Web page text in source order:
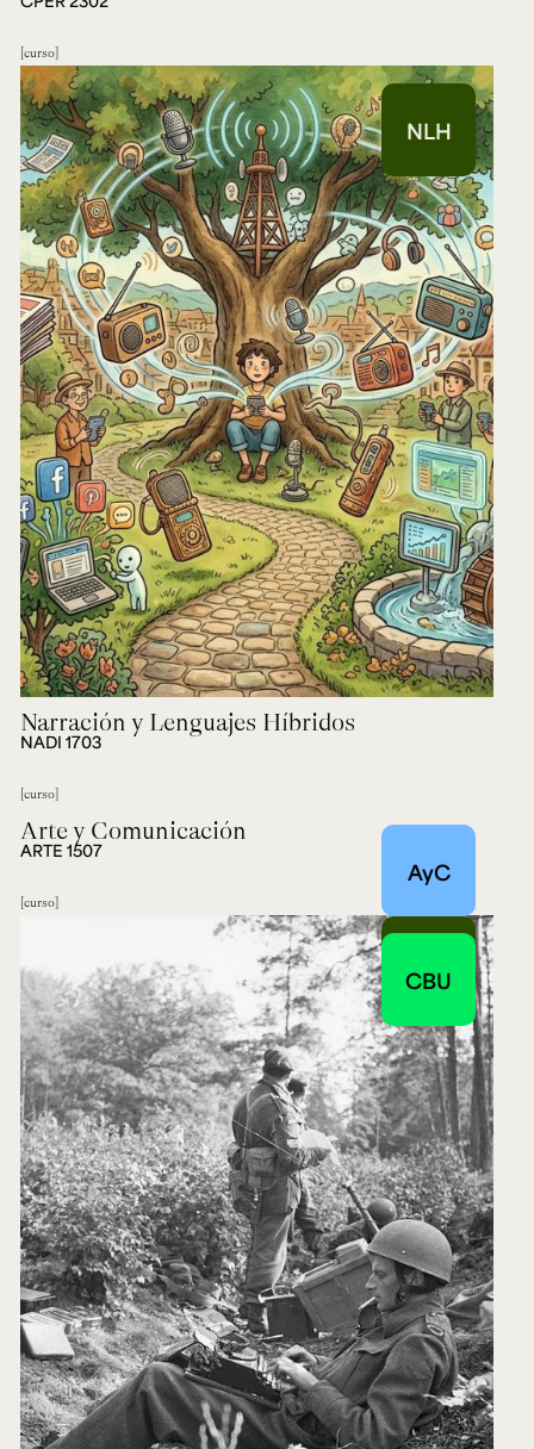
curso
NLH
Narración y Lenguajes Híbridos
NADI 1703
curso
AyC
Arte y Comunicación
ARTE 1507
curso
CBU